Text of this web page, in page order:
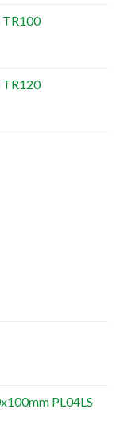
TR100
TR120
PL04LS